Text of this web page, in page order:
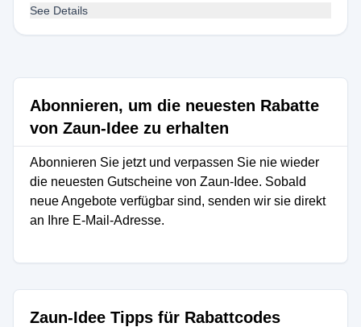
See Details
Abonnieren, um die neuesten Rabatte
von Zaun-Idee zu erhalten
Abonnieren Sie jetzt und verpassen Sie nie wieder
die neuesten Gutscheine von Zaun-Idee. Sobald
neue Angebote verfügbar sind, senden wir sie direkt
an Ihre E-Mail-Adresse.
Zaun-Idee Tipps für Rabattcodes